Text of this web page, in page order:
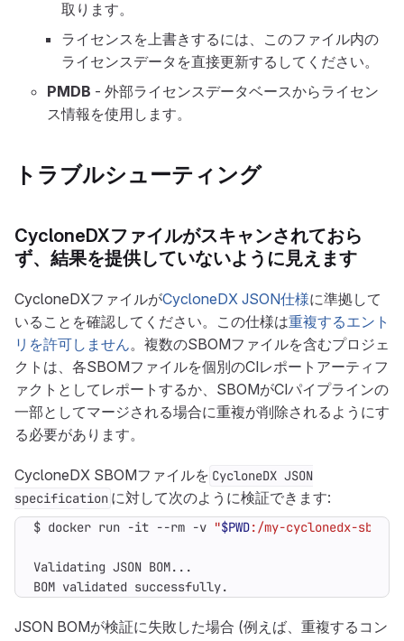
取ります。
ライセンスを上書きするには、このファイル内の
ライセンスデータを直接更新するしてください。
PMDB - 外部ライセンスデータベースからライセン
ス情報を使用します。
トラブルシューティング
CycloneDXファイルがスキャンされておら
ず、結果を提供していないように見えます
CycloneDXファイルがCycloneDX JSON仕様に準拠して
いることを確認してください。この仕様は重複するエント
リを許可しません。複数のSBOMファイルを含むプロジェ
クトは、各SBOMファイルを個別のCIレポートアーティフ
ァクトとしてレポートするか、SBOMがCIパイプラインの
一部としてマージされる場合に重複が削除されるようにす
る必要があります。
CycloneDX SBOMファイルを CycloneDX JSON
specification に対して次のように検証できます:
$ docker run -it --rm -v "$PWD:/my-cyclonedx-sboms"
BOM validated successfully.
JSON BOMが検証に失敗した場合 (例えば、重複するコン